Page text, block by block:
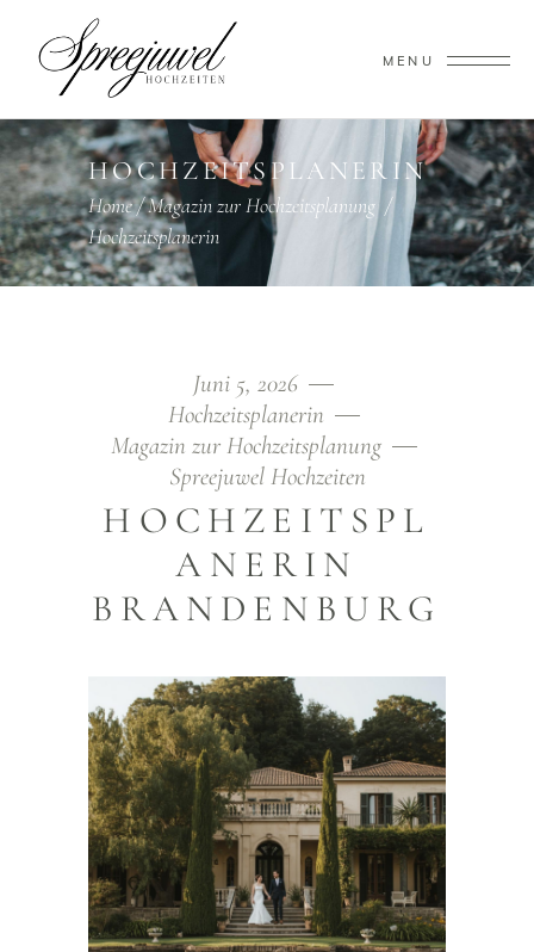
MENU
HOCHZEITSPLANERIN
Home/Magazin zur Hochzeitsplanung/
Hochzeitsplanerin
Juni 5, 2026
Hochzeitsplanerin
Magazin zur Hochzeitsplanung
Spreejuwel Hochzeiten
HOCHZEITSPL
ANERIN
BRANDENBURG